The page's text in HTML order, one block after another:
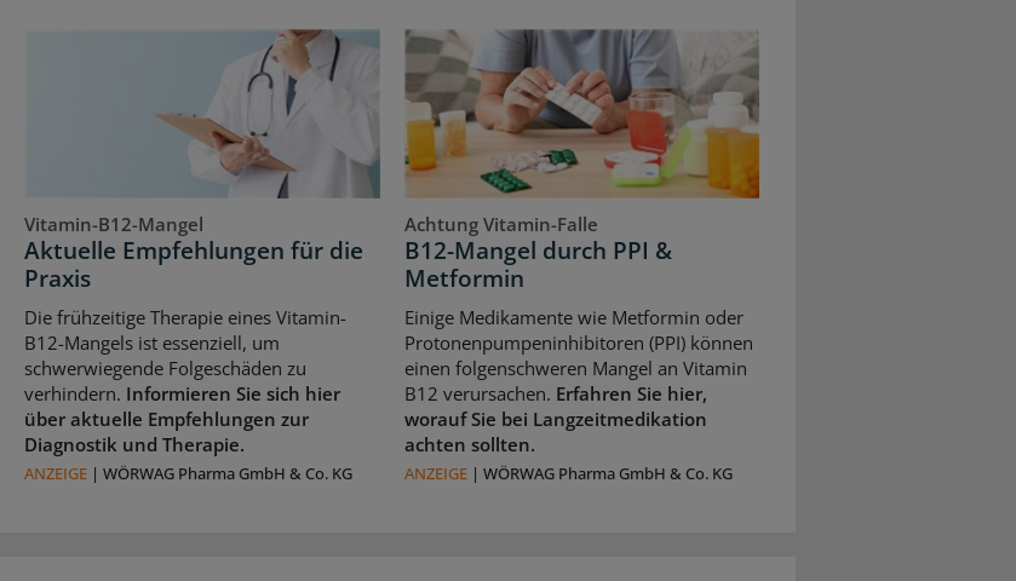
Vitamin-B12-Mangel
Aktuelle Empfehlungen für die
Praxis
Die frühzeitige Therapie eines Vitamin-
B12-Mangels ist essenziell, um
schwerwiegende Folgeschäden zu
verhindern. Informieren Sie sich hier
über aktuelle Empfehlungen zur
Diagnostik und Therapie.
ANZEIGE |WÖRWAG Pharma GmbH & Co. KG
Achtung Vitamin-Falle
B12-Mangel durch PPI &
Metformin
Einige Medikamente wie Metformin oder
Protonenpumpeninhibitoren (PPI) können
einen folgenschweren Mangel an Vitamin
B12 verursachen. Erfahren Sie hier,
worauf Sie bei Langzeitmedikation
achten sollten.
ANZEIGE| WÖRWAG Pharma GmbH & Co. KG